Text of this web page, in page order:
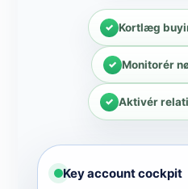
Kortlæg
Monitorér
Aktivér
Key account cockpit